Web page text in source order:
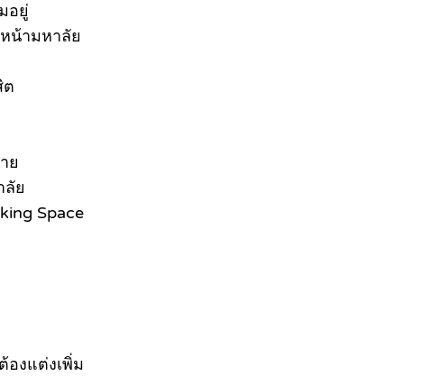
อยู่
น้ามหาลัย
ต
ย
ลัย
Space
องแต่งเพิ่ม